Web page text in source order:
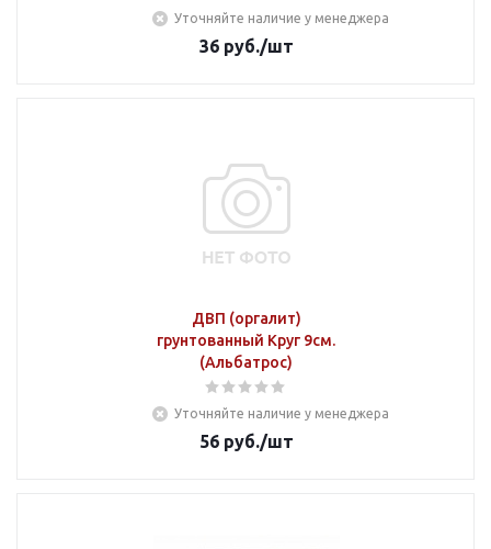
Уточняйте наличие у менеджера
36руб./шт
ДВП (оргалит)
грунтованный Круг 9см.
(Альбатрос)
Уточняйте наличие у менеджера
56руб./шт